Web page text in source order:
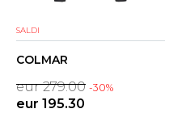
SALDI
COLMAR
eur 279.00 -30%
eur 195.30